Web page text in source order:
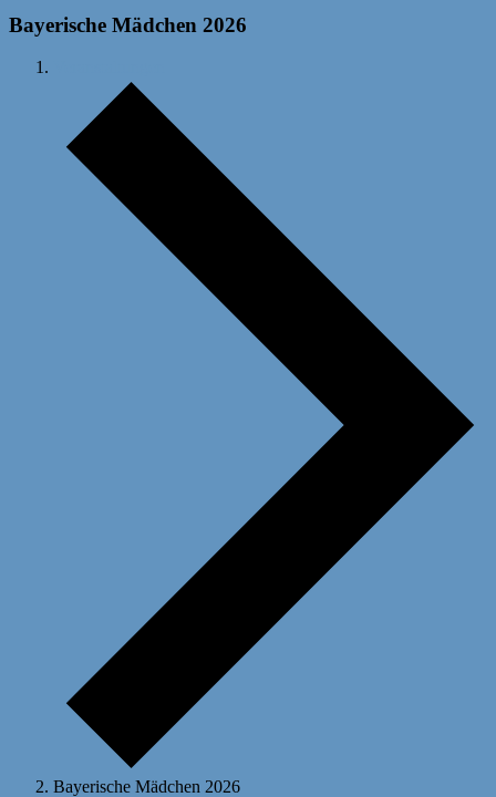
Bayerische Mädchen 2026
Bayerische Mädchen 2026